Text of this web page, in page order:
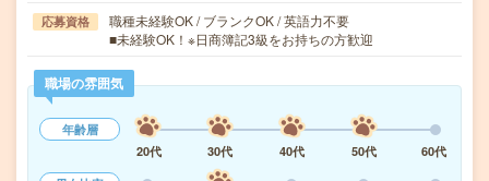
応募資格
職種未経験OK / ブランクOK / 英語力不要
■未経験OK！※日商簿記3級をお持ちの方歓迎
職場の雰囲気
年齢層
20代
30代 40代 50代
60代